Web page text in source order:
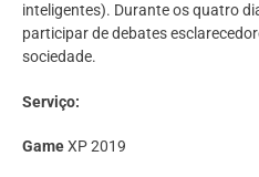
inteligentes). Durante os quatro
participar de debates
sociedade.
Serviço:
GameXP 2019